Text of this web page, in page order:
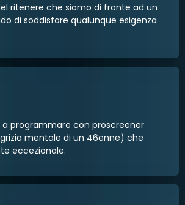
ritenere che siamo di fronte ad un
di soddisfare qualunque esigenza
programmare con proscreener
mentale di un 46enne) che
eccezionale.